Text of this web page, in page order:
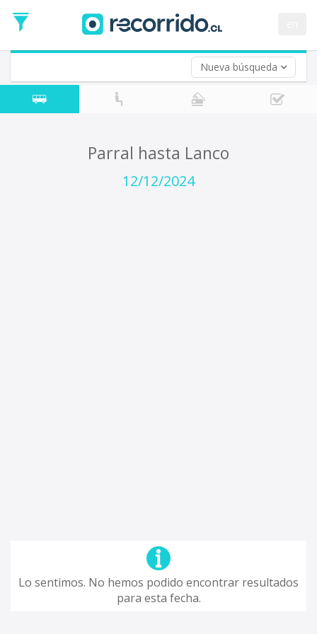
Nueva búsqueda
de
Ida
Vuelta (opcional)
Fecha
de
Parral hasta Lanco
12/12/2024
Lo sentimos. No hemos podido encontrar resultados
para esta fecha.